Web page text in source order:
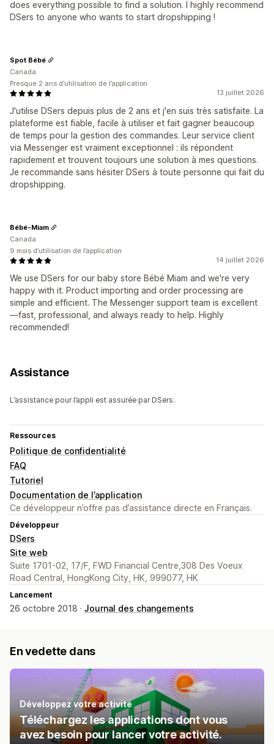
does everything possible to find a solution. I highly recommend
DSers to anyone who wants to start dropshipping !
13 juillet 2026
J'utilise DSers depuis plus de 2 ans et j'en suis très satisfaite. La
plateforme est fiable, facile à utiliser et fait gagner beaucoup
de temps pour la gestion des commandes. Leur service client
via Messenger est vraiment exceptionnel : ils répondent
rapidement et trouvent toujours une solution à mes questions.
Je recommande sans hésiter DSers à toute personne qui fait du
dropshipping.
Spot Bébé
Canada
Presque 2 ans d’utilisation de l’application
14 juillet 2026
We use DSers for our baby store Bébé Miam and we're very
happy with it. Product importing and order processing are
simple and efficient. The Messenger support team is excellent
—fast, professional, and always ready to help. Highly
recommended!
Bébé-Miam
Canada
9 mois d’utilisation de l’application
Assistance
L’assistance pour l’appli est assurée par DSers.
Ressources
Politique de confidentialité
FAQ
Tutoriel
Documentation de l’application
Ce développeur n’offre pas d’assistance directe en Français.
Développeur
DSers
Site web
Suite 1701-02, 17/F, FWD Financial Centre,308 Des Voeux
Road Central, HongKong City, HK, 999077, HK
Lancement
26 octobre 2018 · Journal des changements
En vedette dans
Développez votre activité
Téléchargez les applications dont vous
avez besoin pour lancer votre activité.